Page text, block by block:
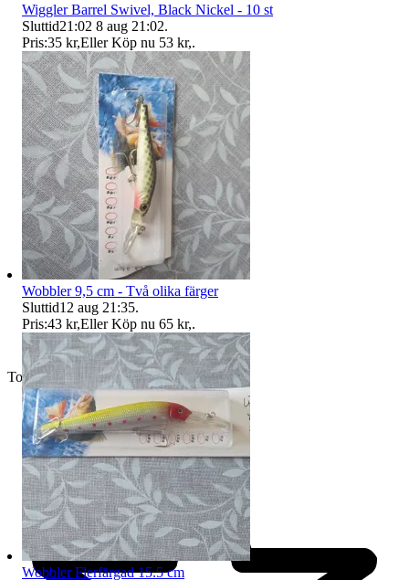
Toppsäljare
Wiggler Barrel Swivel, Black Nickel - 10 st
Sluttid21:02 8 aug 21:02.
Pris:35 kr,Eller Köp nu 53 kr,.
Wobbler 9,5 cm - Två olika färger
Sluttid12 aug 21:35.
Pris:43 kr,Eller Köp nu 65 kr,.
Wobbler Flerfärgad 15.5 cm